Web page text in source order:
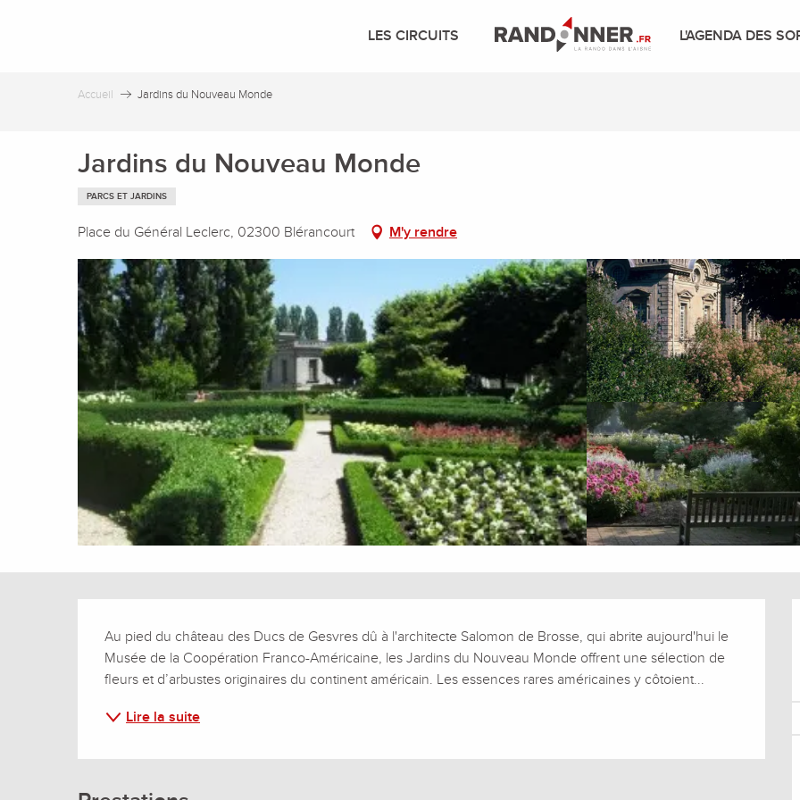
LES CIRCUITS L'AGENDA DES
Accueil Jardins du Nouveau Monde
Jardins du Nouveau Monde
PARCS ET JARDINS
Place du Général Leclerc, 02300 Blérancourt M'y rendre
Description
Au pied du château des Ducs de Gesvres dû à l'architecte Salomon de Brosse, qui abrite aujourd'hui le
Musée de la Coopération Franco-Américaine, les Jardins du Nouveau Monde offrent une sélection de
fleurs et d’arbustes originaires du continent américain. Les essences rares américaines y côtoient...
Lire la suite